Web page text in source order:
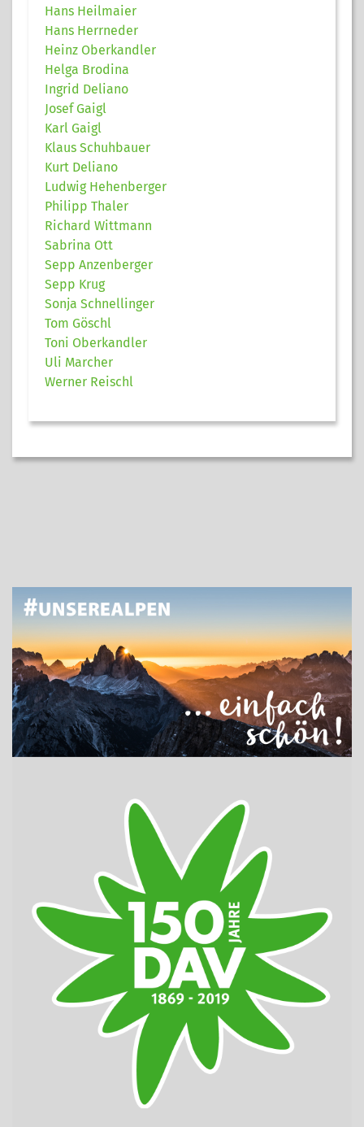
Hans Heilmaier
Hans Herrneder
Heinz Oberkandler
Helga Brodina
Ingrid Deliano
Josef Gaigl
Karl Gaigl
Klaus Schuhbauer
Kurt Deliano
Ludwig Hehenberger
Philipp Thaler
Richard Wittmann
Sabrina Ott
Sepp Anzenberger
Sepp Krug
Sonja Schnellinger
Tom Göschl
Toni Oberkandler
Uli Marcher
Werner Reischl